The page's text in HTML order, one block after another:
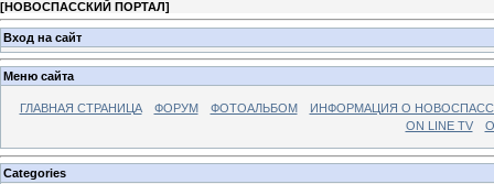
[НОВОСПАССКИЙ ПОРТАЛ]
Вход на сайт
Меню сайта
ГЛАВНАЯ СТРАНИЦА ФОРУМ ФОТОАЛЬБОМ
ИНФОРМАЦИЯ О
ON LINE TV
Categories